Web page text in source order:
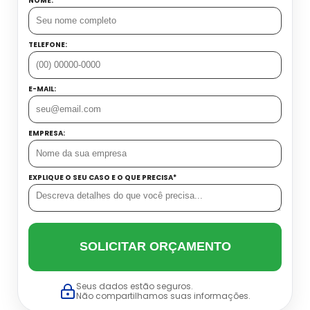
TELEFONE:
E-MAIL:
EMPRESA:
EXPLIQUE O SEU CASO E O QUE PRECISA*
SOLICITAR ORÇAMENTO
Seus dados estão seguros.
Não compartilhamos suas informações.